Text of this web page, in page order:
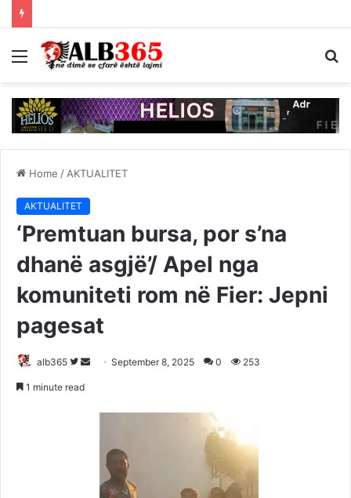
Menu
Home / AKTUALITET
AKTUALITET
‘Premtuan bursa, por s’na
dhanë asgjë’/ Apel nga
komuniteti rom në Fier: Jepni
pagesat
alb365
Follow
Send September 8, 2025 0 253
1 minute read